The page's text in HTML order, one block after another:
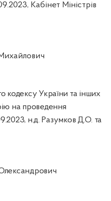
Кабінет Міністрів
кодексу України та інших
на проведення
н.д. Разумков Д.О. та